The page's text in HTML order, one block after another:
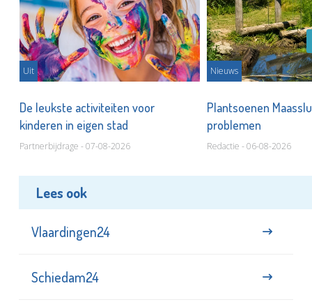
Uit
De leukste activiteiten voor
kinderen in eigen stad
Partnerbijdrage - 07-08-2026
Nieuws
Plantsoenen
problemen
Redactie - 06-08-2026
Lees ook
Vlaardingen24
Schiedam24